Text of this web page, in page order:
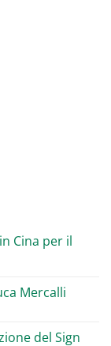
Cina per il
Mercalli
del Sign